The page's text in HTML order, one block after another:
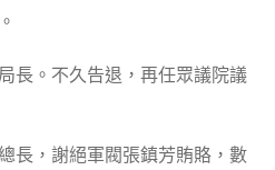
長。不久告退，再任眾議院議
長，謝絕軍閥張鎮芳賄賂，數